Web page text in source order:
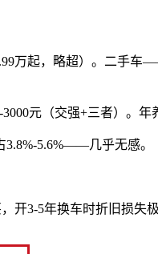
万起，略超）。二手车
元（交强+三者）。年
3.8%-5.6%——几乎无感。
开3-5年换车时折旧损失